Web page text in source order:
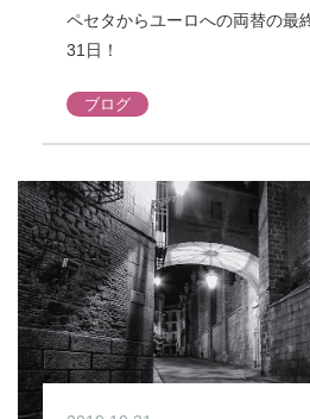
ペセタからユーロへの両替の最
31日！
ブログ